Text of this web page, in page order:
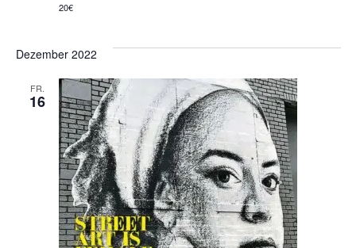
20€
Dezember 2022
FR.
16